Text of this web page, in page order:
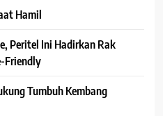
Hamil
Peritel Ini Hadirkan Rak
Friendly
Tumbuh Kembang